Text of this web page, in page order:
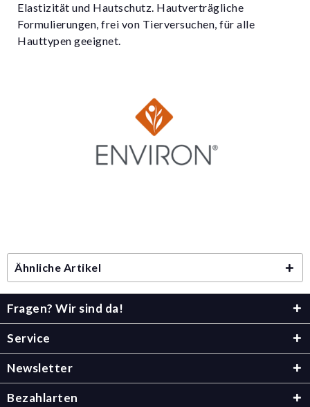
Elastizität und Hautschutz. Hautverträgliche
Formulierungen, frei von Tierversuchen, für alle
Hauttypen geeignet.
Ähnliche Artikel
Fragen? Wir sind da!
Service
Newsletter
Bezahlarten